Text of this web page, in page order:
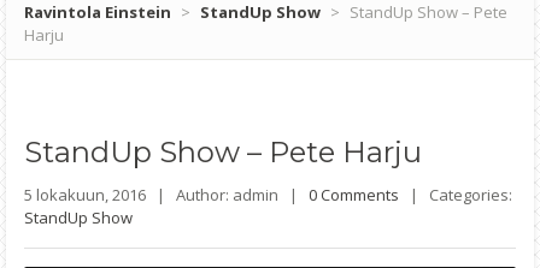
Ravintola Einstein > StandUp Show > StandUp Show – Pete
Harju
StandUp Show – Pete Harju
5 lokakuun, 2016 | Author: admin | 0 Comments |
Categories:
StandUp Show